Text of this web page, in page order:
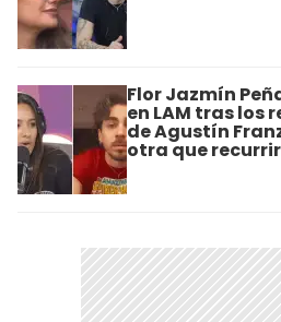
Flor Jazmín
en LAM tras los
de Agustín
otra que